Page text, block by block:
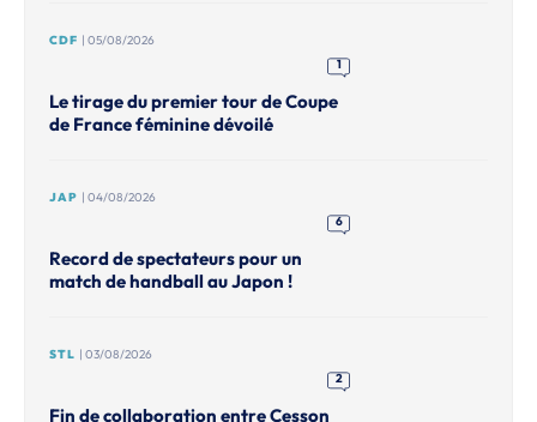
CDF | 05/08/2026
1
Le tirage du premier tour de Coupe
de France féminine dévoilé
JAP | 04/08/2026
6
Record de spectateurs pour un
match de handball au Japon !
STL | 03/08/2026
2
Fin de collaboration entre Cesson